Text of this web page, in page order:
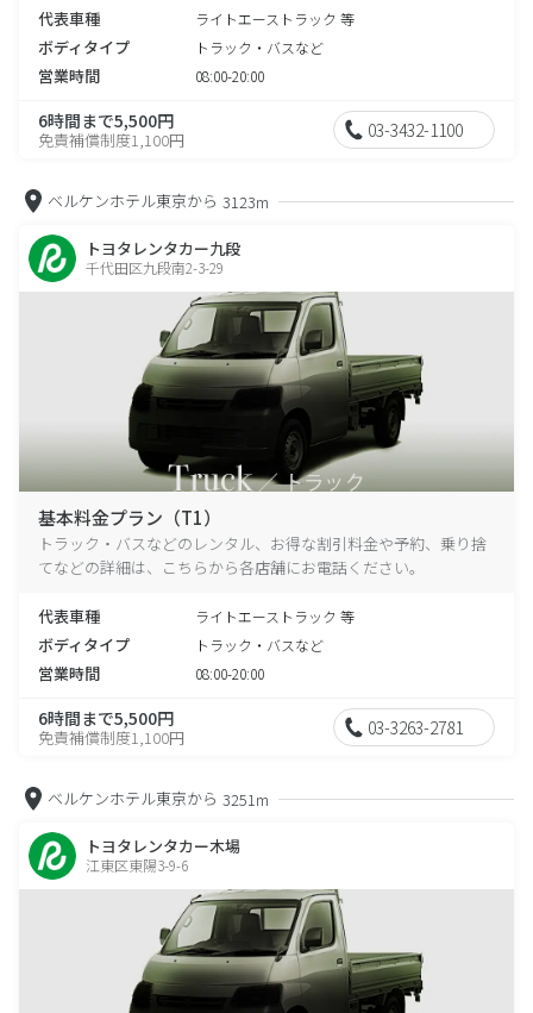
代表車種 ライトエーストラック 等
ボディタイプ トラック・バスなど
営業時間 08:00-20:00
6時間まで5,500円
免責補償制度1,100円 03-3432-1100
ベルケンホテル東京から 3123m
トヨタレンタカー九段
千代田区九段南2-3-29
基本料金プラン（T1）
トラック・バスなどのレンタル、お得な割引料金や予約、乗り捨
てなどの詳細は、こちらから各店舗にお電話ください。
代表車種 ライトエーストラック 等
ボディタイプ トラック・バスなど
営業時間 08:00-20:00
6時間まで5,500円
免責補償制度1,100円 03-3263-2781
ベルケンホテル東京から 3251m
トヨタレンタカー木場
江東区東陽3-9-6